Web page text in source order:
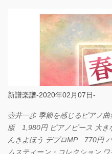
新譜楽譜-2020年02月07日-
壺井一歩 季節を感じるピアノ
版 1,980円 ピアノピース 大き
んきよほう デプロMP 770円
ムスティーン・コレクション